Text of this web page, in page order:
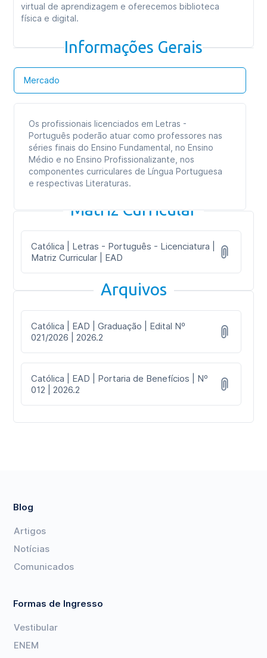
virtual de aprendizagem e oferecemos biblioteca
física e digital.
Informações Gerais
Mercado
Os profissionais licenciados em Letras -
Português poderão atuar como professores nas
séries finais do Ensino Fundamental, no Ensino
Médio e no Ensino Profissionalizante, nos
componentes curriculares de Língua Portuguesa
e respectivas Literaturas.
Matriz Curricular
Católica | Letras - Português - Licenciatura |
Matriz Curricular | EAD
Arquivos
Católica | EAD | Graduação | Edital Nº
021/2026 | 2026.2
Católica | EAD | Portaria de Benefícios | Nº
012 | 2026.2
Blog
Artigos
Notícias
Comunicados
Formas de Ingresso
Vestibular
ENEM